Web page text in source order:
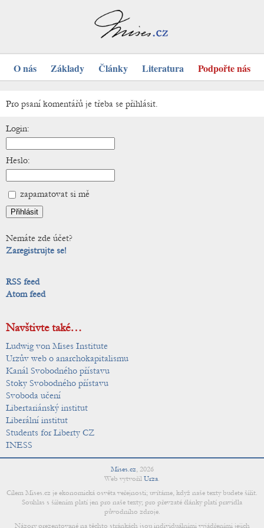
O nás Základy Články Literatura Podpořte nás
Pro psaní komentářů je třeba se přihlásit.
Login:
Heslo:
zapamatovat si mě
Nemáte zde účet?
Zaregistrujte se!
RSS feed
Atom feed
Navštivte také…
Ludwig von Mises Institute
Urzův web o anarchokapitalismu
Kanál Svobodného přístavu
Stoky Svobodného přístavu
Svoboda učení
Libertariánský institut
Liberální institut
Students for Liberty CZ
INESS
Mises.cz, 2026
Web vytvořil Urza.
Cílem Mises.cz je ekonomická osvěta veřejnosti; uvítáme, když naše texty budete šířit.
Souhlas s šířením platí jen pro naše texty; pro převzaté články platí pravidla
původního zdroje.
Názory prezentované na těchto stránkách jsou individuálními vyjádřeními jejich